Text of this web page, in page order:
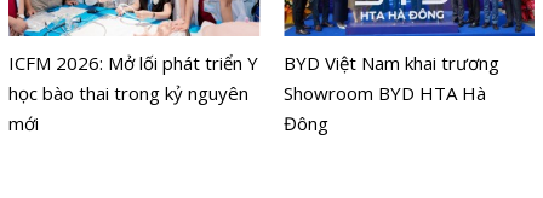
ICFM 2026: Mở lối phát triển Y
học bào thai trong kỷ nguyên
mới
BYD Việt Nam khai trương
Showroom BYD HTA Hà
Đông